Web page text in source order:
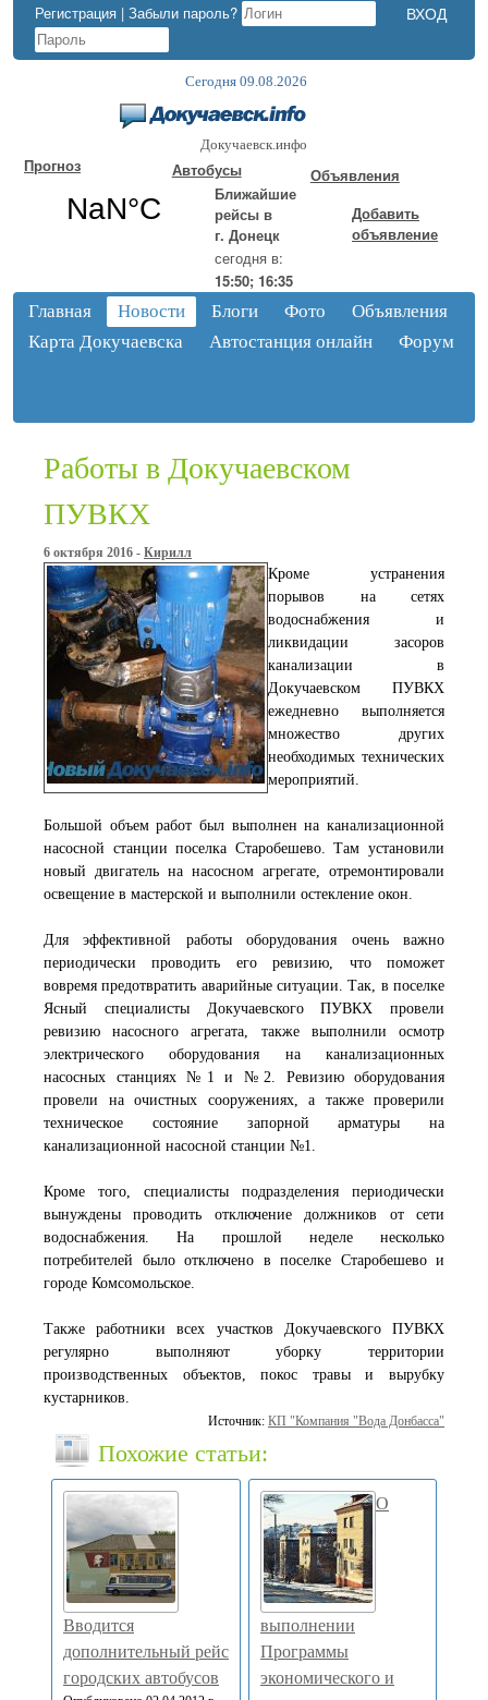
Регистрация | Забыли пароль?
Сегодня 09.08.2026
Докучаевск.инфо
Прогноз
Автобусы
Ближайшие
рейсы в
г. Донецк
сегодня в:
15:50; 16:35
Объявления
Добавить
объявление
Главная Новости Блоги Фото
Объявления
Карта Докучаевска
Автостанция онлайн Форум
Работы в Докучаевском
ПУВКХ
6 октября 2016 - Кирилл
Кроме устранения
порывов на сетях
водоснабжения и
ликвидации засоров
канализации в
Докучаевском ПУВКХ
ежедневно выполняется
множество других
необходимых технических
мероприятий.
Большой объем работ был выполнен на канализационной
насосной станции поселка Старобешево. Там установили
новый двигатель на насосном агрегате, отремонтировали
освещение в мастерской и выполнили остекление окон.
Для эффективной работы оборудования очень важно
периодически проводить его ревизию, что поможет
вовремя предотвратить аварийные ситуации. Так, в поселке
Ясный специалисты Докучаевского ПУВКХ провели
ревизию насосного агрегата, также выполнили осмотр
электрического оборудования на канализационных
насосных станциях №1 и №2. Ревизию оборудования
провели на очистных сооружениях, а также проверили
техническое состояние запорной арматуры на
канализационной насосной станции №1.
Кроме того, специалисты подразделения периодически
вынуждены проводить отключение должников от сети
водоснабжения. На прошлой неделе несколько
потребителей было отключено в поселке Старобешево и
городе Комсомольское.
Также работники всех участков Докучаевского ПУВКХ
регулярно выполняют уборку территории
производственных объектов, покос травы и вырубку
кустарников.
Источник: КП "Компания "Вода Донбасса"
Похожие статьи:
Вводится
дополнительный рейс
городских автобусов
О
выполнении
Программы
экономического и